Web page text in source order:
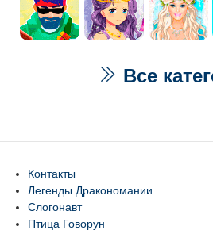
Все
Контакты
Легенды Дракономании
Слогонавт
Птица Говорун